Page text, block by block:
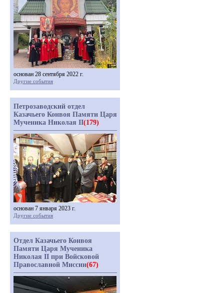
основан 28 сентября 2022 г.
Другие события
Петрозаводский отдел
Казачьего Конвоя Памяти Царя
Мученика Николая II(179)
основан 7 января 2023 г.
Другие события
Отдел Казачьего Конвоя
Памяти Царя Мученика
Николая II при Войсковой
Православной Миссии(67)